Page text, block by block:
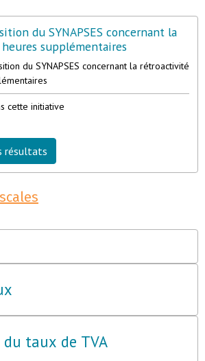
du SYNAPSES concernant la
supplémentaires
du SYNAPSES concernant la rétroactivité
cette initiative
résultats
du taux de TVA